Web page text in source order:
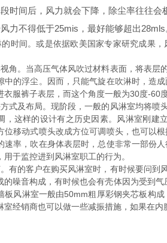
时间后，风力就会下降，除尘率往往
力不得低于25mis，最好能够超出28mls
间。或是依据欧美国家专家研究成果，
。当高压气体风吹过材料表面，将表层
中的浮尘。因而，只能气旋在吹淋时，造
衣服裤子表层，而这个角度一般为30度-60
及布局。现阶段，一般的风淋室均将喷
，这样的设计有之历史因素。风淋室刚建
位移动式喷头改成方位可调喷头，也可以
速率，吹在身体表层时，总使非常一部份
于监控进到风淋室职工的行为。
的客户在购买风淋室时，有时候要问到
的噪音构成，有时候也会有壳体因为受到
板风淋室一般由50mm粗厚彩钢夹芯板构
室经销商也可以做一些减振措施，如果在